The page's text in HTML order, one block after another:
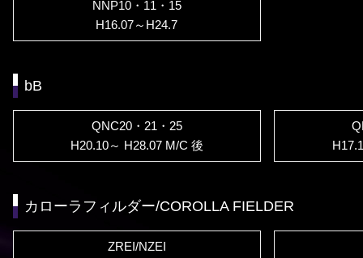
NNP10・11・15
H16.07～H24.7
bB
QNC20・21・25
H20.10～ H28.07 M/C 後
カローラフィルダー/COROLLA FIELDER
ZREI/NZEI